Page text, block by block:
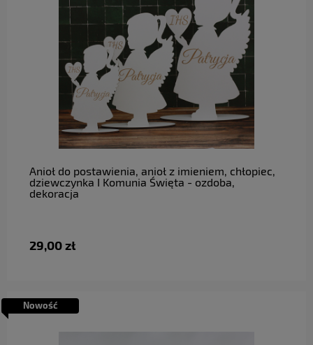
Anioł do postawienia, anioł z imieniem, chłopiec,
dziewczynka I Komunia Święta - ozdoba,
dekoracja
29,00 zł
do koszyka
Nowość